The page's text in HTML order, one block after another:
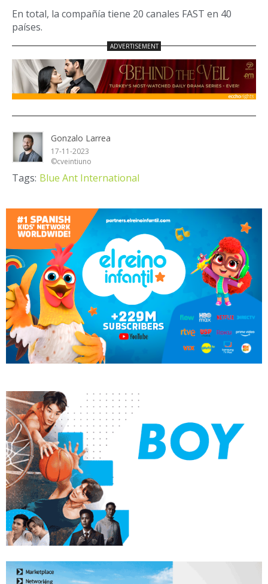
En total, la compañía tiene 20 canales FAST en 40
países.
Gonzalo Larrea
17-11-2023
©cveintiuno
Tags: Blue Ant International